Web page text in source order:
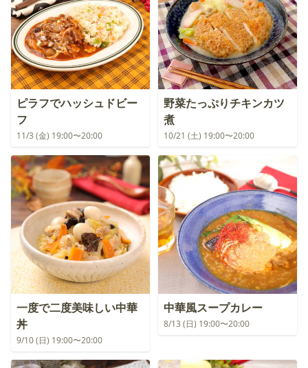
ピラフでハッシュドビー
フ
11/3 (金) 19:00〜20:00
野菜たっぷりチキンカツ
煮
10/21 (土) 19:00〜20:00
一度で二度美味しい中華
丼
9/10 (日) 19:00〜20:00
中華風スープカレー
8/13 (日) 19:00〜20:00